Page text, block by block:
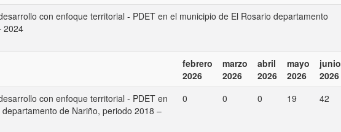
con enfoque territorial - PDET en el municipio de El Rosario departamento
2024
febrero
2026
marzo
2026
abril
2026
mayo
2026
junio
2026
con enfoque territorial - PDET en
de Nariño, periodo 2018 –
0 0 0 19 42